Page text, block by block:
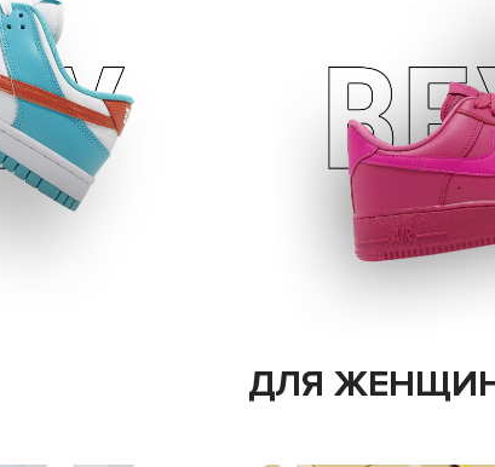
ДЛЯ